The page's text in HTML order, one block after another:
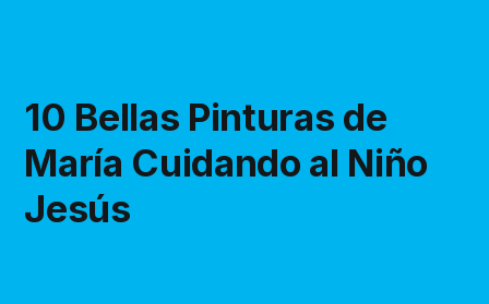
10 Bellas Pinturas de
María Cuidando al Niño
Jesús